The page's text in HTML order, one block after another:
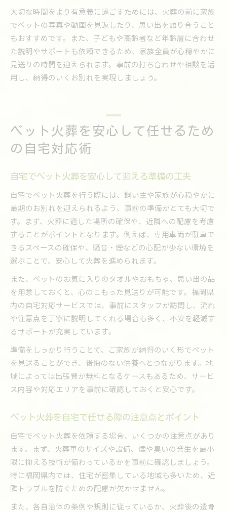
大切な時間をより有意義に過ごすためには、火葬の前に家族
でペットの写真や動画を見返したり、思い出を語り合うこと
もおすすめです。また、子どもや高齢者など年齢層に合わせ
た説明やサポートも依頼できるため、家族全員が心穏やかに
見送りの時間を迎えられます。事前の打ち合わせや相談を活
用し、納得のいくお別れを実現しましょう。
ペット火葬を安心して任せるため
の自宅対応術
自宅でペット火葬を安心して迎える準備の工夫
自宅でペット火葬を行う際には、飼い主や家族が心穏やかに
最期のお別れを迎えられるよう、事前の準備がとても大切で
す。まず、火葬に適した場所の確保や、近隣への配慮を考慮
することがポイントとなります。例えば、専用車両が駐車で
きるスペースの確保や、騒音・煙などの心配が少ない環境を
選ぶことで、安心して火葬を進められます。
また、ペットのお気に入りのタオルやおもちゃ、思い出の品
を用意しておくと、心のこもった見送りが可能です。福岡県
内の自宅対応サービスでは、事前にスタッフが訪問し、流れ
や注意点を丁寧に説明してくれる場合も多く、不安を軽減す
るサポートが充実しています。
準備をしっかり行うことで、ご家族が納得のいく形でペット
を見送ることができ、後悔のない供養へとつながります。地
域によっては出張費が無料となるケースもあるため、サービ
ス内容や対応エリアを事前に確認しておくと安心です。
ペット火葬を自宅で任せる際の注意点とポイント
自宅でペット火葬を依頼する場合、いくつかの注意点があり
ます。まず、火葬車のサイズや設備、煙や臭いの発生を最小
限に抑える技術が備わっているかを事前に確認しましょう。
特に福岡県内では、住宅が密集している地域も多いため、近
隣トラブルを防ぐための配慮が欠かせません。
また、各自治体の条例や規則に従っているか、火葬後の遺骨